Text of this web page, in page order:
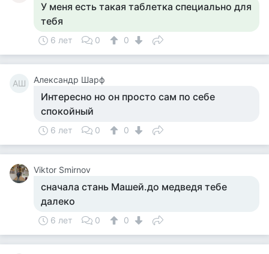
У меня есть такая таблетка специально для
тебя
6 лет 0 0
АШ Александр Шарф
Интересно но он просто сам по себе
спокойный
6 лет 0 0
Viktor Smirnov
сначала стань Машей.до медведя тебе
далеко
6 лет 0 0